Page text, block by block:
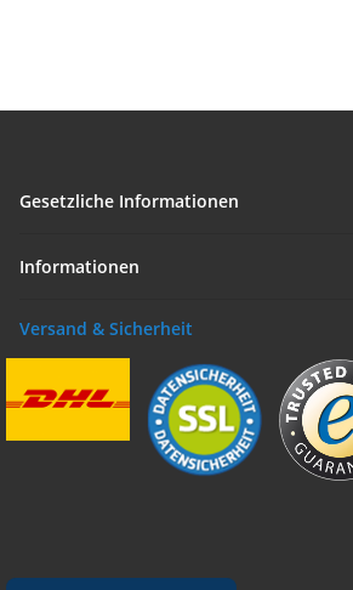
Gesetzliche Informationen
Informationen
Versand & Sicherheit